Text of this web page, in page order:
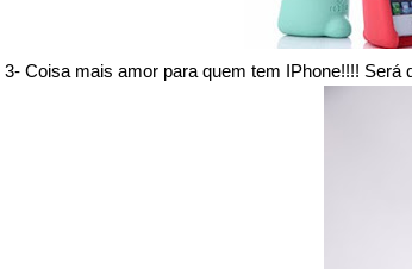
3- Coisa mais amor para quem tem IPhone!!!! Será